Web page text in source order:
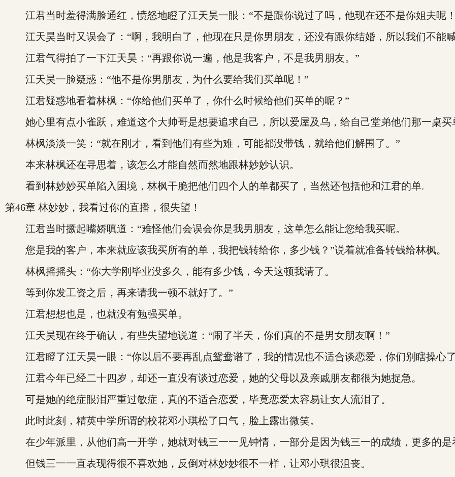
江君当时羞得满脸通红，愤怒地瞪了江天昊一眼：“不是跟你说过了吗，他现在还不是你姐夫呢
江天昊当时又误会了：“啊，我明白了，他现在只是你男朋友，还没有跟你结婚，所以我们不能
江君气得拍了一下江天昊：“再跟你说一遍，他是我客户，不是我男朋友。”
江天昊一脸疑惑：“他不是你男朋友，为什么要给我们买单呢！”
江君疑惑地看着林枫：“你给他们买单了，你什么时候给他们买单的呢？”
她心里有点小雀跃，难道这个大帅哥是想要追求自己，所以爱屋及乌，给自己堂弟他们那一桌买
林枫淡淡一笑：“就在刚才，看到他们有些为难，可能都没带钱，就给他们解围了。”
本来林枫还在寻思着，该怎么才能自然而然地跟林妙妙认识。
看到林妙妙买单陷入困境，林枫干脆把他们四个人的单都买了，当然还包括他和江君的单.
第46章 林妙妙，我看过你的直播，很失望！
江君当时撅起嘴娇嗔道：“难怪他们会误会你是我男朋友，这单怎么能让您给我买呢。
您是我的客户，本来就应该我买所有的单，我把钱转给你，多少钱？”说着就准备转钱给林枫。
林枫摇摇头：“你大学刚毕业没多久，能有多少钱，今天这顿我请了。
等到你发工资之后，再来请我一顿不就好了。”
江君想想也是，也就没有勉强买单。
江天昊现在终于确认，有些失望地说道：“闹了半天，你们真的不是男女朋友啊！”
江君瞪了江天昊一眼：“你以后不要再乱点鸳鸯谱了，我的情况也不适合谈恋爱，你们别瞎操心
江君今年已经二十四岁，却还一直没有谈过恋爱，她的父母以及亲戚朋友都很为她捉急。
可是她的绝症眼泪严重过敏症，真的不适合恋爱，毕竟恋爱太容易让女人流泪了。
此时此刻，精英中学所谓的校花邓小琪松了口气，脸上露出微笑。
在少年派里，从他们高一开学，她就对钱三一一见钟情，一部分是因为钱三一的成绩，更多的是
但钱三一一直表现得很不喜欢她，反倒对林妙妙很不一样，让邓小琪很沮丧。